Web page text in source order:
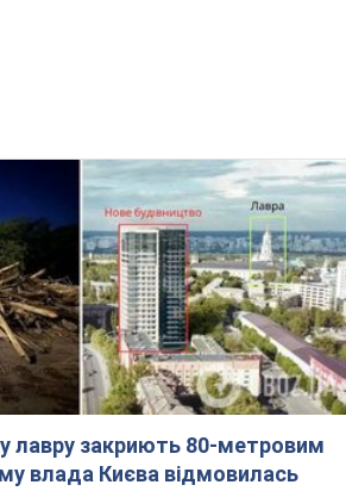
влада Києва відмовилась
хмарочоса
петицію щодо скасування будівництва
масовану атаку на Одесу:
частина міста, є постраждалі.
ракети та дрони
52,7 т.